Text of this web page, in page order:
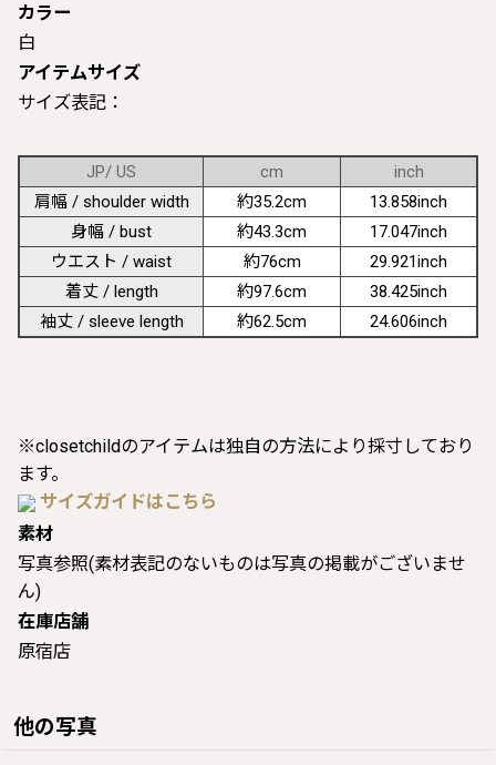
カラー
白
アイテムサイズ
サイズ表記：
JP/ US cm
inch
肩幅 / shoulder width
約35.2cm
13.858inch
身幅 / bust
約43.3cm
17.047inch
ウエスト / waist
約76cm
29.921inch
着丈 / length
約97.6cm
38.425inch
袖丈 / sleeve length
約62.5cm 24.606inch
※closetchildのアイテムは独自の方法により採寸しており
ます。
サイズガイドはこちら
素材
写真参照(素材表記のないものは写真の掲載がございませ
ん)
在庫店舗
原宿店
他の写真